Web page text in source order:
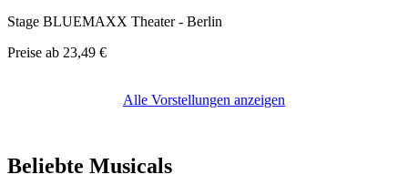
Stage BLUEMAXX Theater - Berlin
Preise ab 23,49 €
Alle Vorstellungen anzeigen
Beliebte Musicals